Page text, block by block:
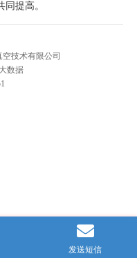
提高。
技术有限公司
数据
发送短信